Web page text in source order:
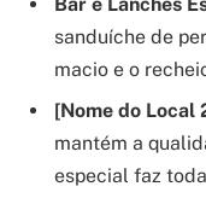
Bar e Lanches
sanduíche de
macio e o
[Nome do Local
mantém a
especial faz